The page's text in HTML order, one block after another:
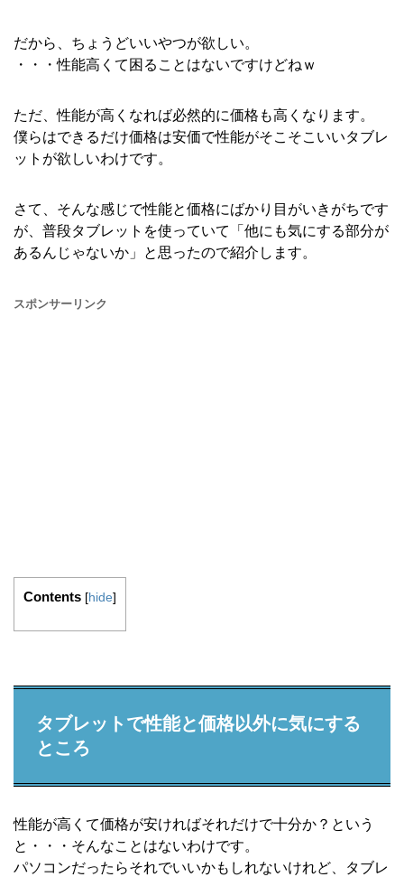
だから、ちょうどいいやつが欲しい。
・・・性能高くて困ることはないですけどねｗ
ただ、性能が高くなれば必然的に価格も高くなります。
僕らはできるだけ価格は安価で性能がそこそこいいタブレ
ットが欲しいわけです。
さて、そんな感じで性能と価格にばかり目がいきがちです
が、普段タブレットを使っていて「他にも気にする部分が
あるんじゃないか」と思ったので紹介します。
スポンサーリンク
Contents [hide]
タブレットで性能と価格以外に気にする
ところ
性能が高くて価格が安ければそれだけで十分か？という
と・・・そんなことはないわけです。
パソコンだったらそれでいいかもしれないけれど、タブレ